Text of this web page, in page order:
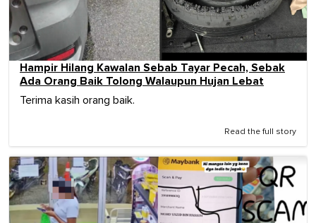
Hampir Hilang Kawalan Sebab Tayar Pecah, Sebak
Ada Orang Baik Tolong Walaupun Hujan Lebat
Terima kasih orang baik.
Read the full story